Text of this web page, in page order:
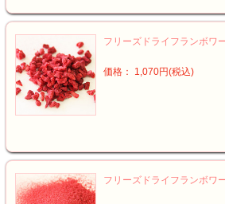
フリーズドライフランボワ
価格： 1,070円(税込)
フリーズドライフランボワ